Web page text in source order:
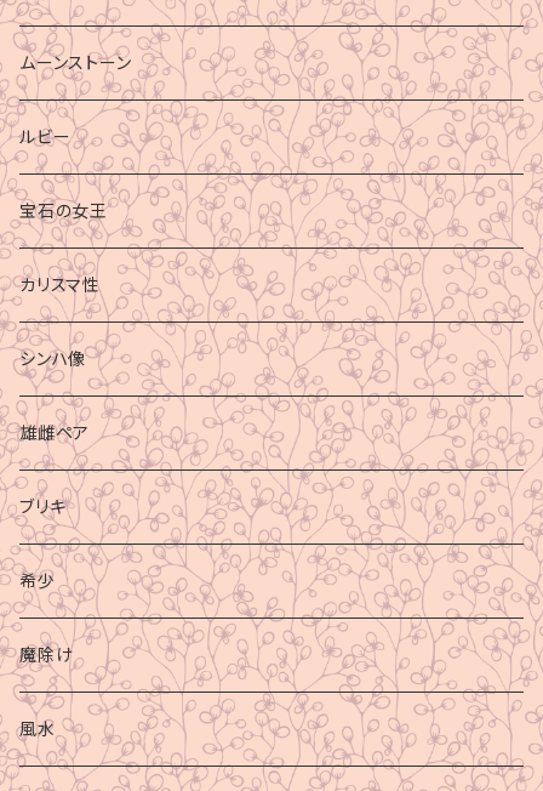
ムーンストーン
ルビー
宝石の女王
カリスマ性
シンハ像
雄雌ペア
ブリキ
希少
魔除け
風水